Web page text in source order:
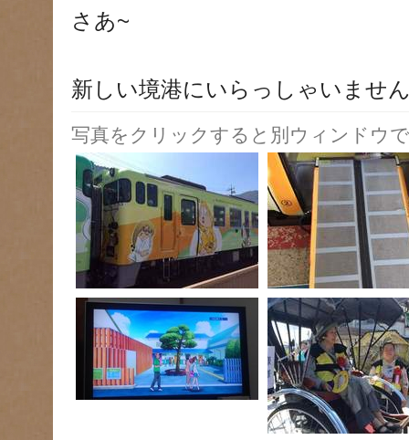
さあ~
新しい境港にいらっしゃいませ
写真をクリックすると別ウィンドウ